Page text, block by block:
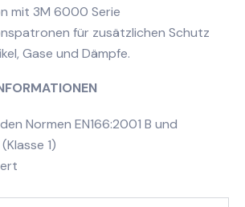
mit 3M 6000 Serie
für zusätzlichen Schutz
Gase und Dämpfe.
Normen EN166:2001 B und
1)